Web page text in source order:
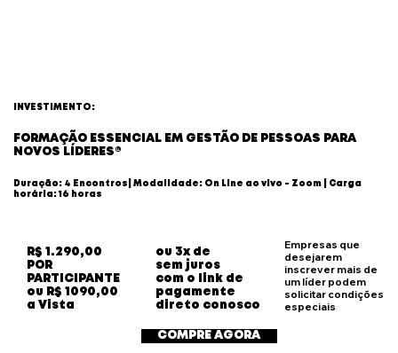
INVESTIMENTO:
FORMAÇÃO ESSENCIAL EM GESTÃO DE PESSOAS PARA
NOVOS LÍDERES®
Duração: 4 Encontros| Modalidade: On Line ao vivo - Zoom | Carga
horária: 16 horas
R$ 1.290,00
POR
PARTICIPANTE
ou R$ 1090,00
a Vista
COMPRE AGORA
ou 3x de
sem juros
com o link de
pagamente
direto conosco
Empresas que
desejarem
inscrever mais de
um líder podem
solicitar condições
especiais